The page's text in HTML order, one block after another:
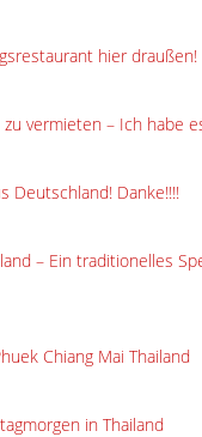
hier draußen!
zu vermieten – Ich habe
Deutschland! Danke!!!!
– Ein traditionelles
Chiang Mai Thailand
in Thailand